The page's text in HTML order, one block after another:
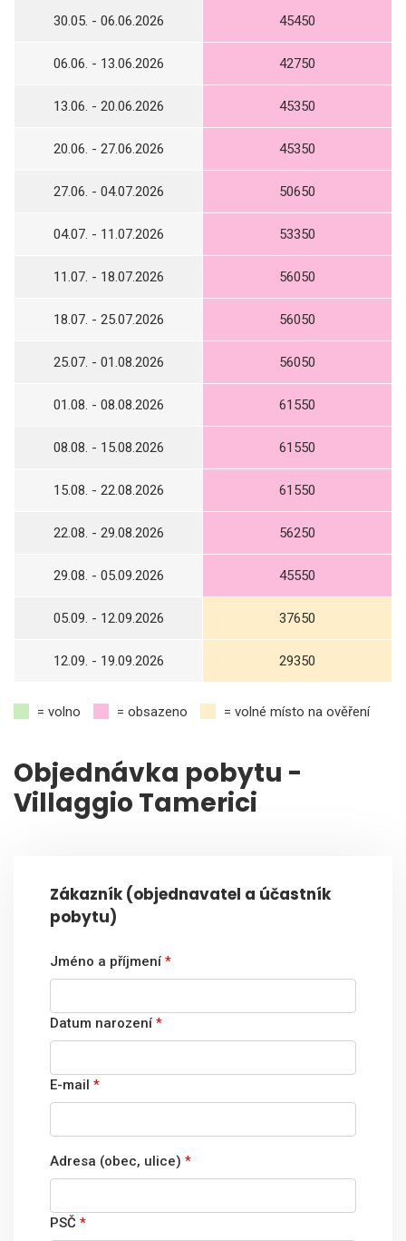
30.05. - 06.06.2026 45450
06.06. - 13.06.2026 42750
13.06. - 20.06.2026 45350
20.06. - 27.06.2026 45350
27.06. - 04.07.2026 50650
04.07. - 11.07.2026 53350
11.07. - 18.07.2026 56050
18.07. - 25.07.2026 56050
25.07. - 01.08.2026 56050
01.08. - 08.08.2026 61550
08.08. - 15.08.2026 61550
15.08. - 22.08.2026 61550
22.08. - 29.08.2026 56250
29.08. - 05.09.2026 45550
05.09. - 12.09.2026 37650
12.09. - 19.09.2026 29350
= volno = obsazeno = volné místo na ověření
Objednávka pobytu -
Villaggio Tamerici
Zákazník (objednavatel a účastník
pobytu)
Jméno a příjmení *
Datum narození *
E-mail *
Adresa (obec, ulice) *
PSČ *